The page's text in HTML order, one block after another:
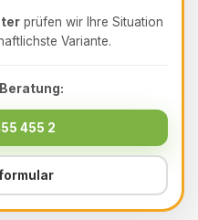
prüfen wir Ihre Situation
Variante.
455 2